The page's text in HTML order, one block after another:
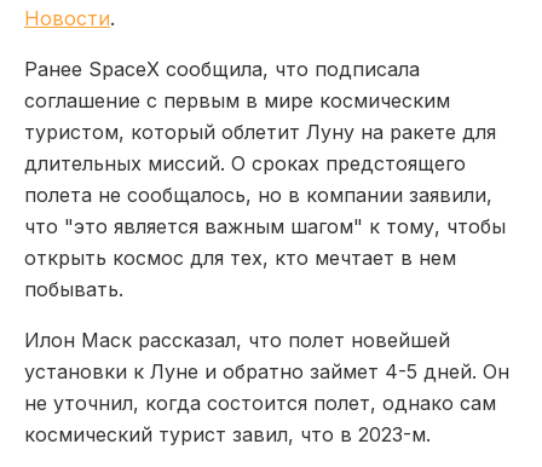
Новости.
Ранее SpaceX сообщила, что подписала
соглашение с первым в мире космическим
туристом, который облетит Луну на ракете для
длительных миссий. О сроках предстоящего
полета не сообщалось, но в компании заявили,
что "это является важным шагом" к тому, чтобы
открыть космос для тех, кто мечтает в нем
побывать.
Илон Маск рассказал, что полет новейшей
установки к Луне и обратно займет 4-5 дней. Он
не уточнил, когда состоится полет, однако сам
космический турист завил, что в 2023-м.